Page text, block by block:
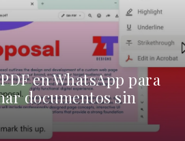
en WhatsApp para
documentos sin